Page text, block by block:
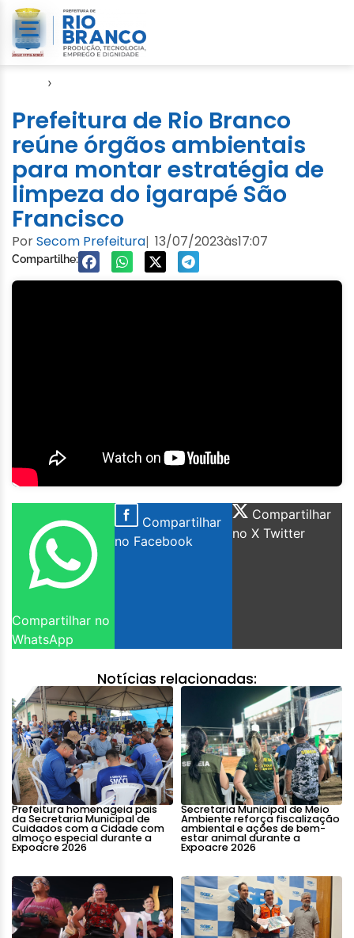
›
Prefeitura de Rio Branco
reúne órgãos ambientais
para montar estratégia de
limpeza do igarapé São
Francisco
PorSecom Prefeitura| 13/07/2023às17:07
Compartilhe:
Compartilhar no
WhatsApp
Compartilhar
no Facebook
Compartilhar
no X Twitter
Notícias relacionadas:
Prefeitura homenageia pais
da Secretaria Municipal de
Cuidados com a Cidade com
almoço especial durante a
Expoacre 2026
Secretaria Municipal de Meio
Ambiente reforça fiscalização
ambiental e ações de bem-
estar animal durante a
Expoacre 2026